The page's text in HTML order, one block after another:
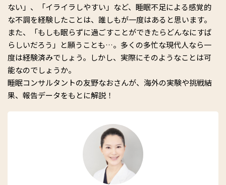
ない」、「イライラしやすい」など、睡眠不足による感覚的
な不調を経験したことは、誰しもが一度はあると思います。
また、「もしも眠らずに過ごすことができたらどんなにすば
らしいだろう」と願うことも…。多くの多忙な現代人なら一
度は経験済みでしょう。しかし、実際にそのようなことは可
能なのでしょうか。
睡眠コンサルタントの友野なおさんが、海外の実験や挑戦結
果、報告データをもとに解説！